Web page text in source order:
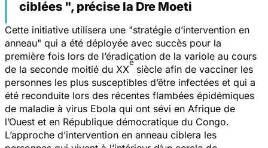
ciblées ", précise la Dre Moeti
Cette initiative utilisera une "stratégie d’intervention en
anneau" qui a été déployée avec succès pour la
première fois lors de l’éradication de la variole au cours
de la seconde moitié du XX
e
siècle afin de vacciner les
personnes les plus susceptibles d’être infectées et qui a
été reconduite lors des récentes flambées épidémiques
de maladie à virus Ebola qui ont sévi en Afrique de
l’Ouest et en République démocratique du Congo.
L’approche d’intervention en anneau ciblera les